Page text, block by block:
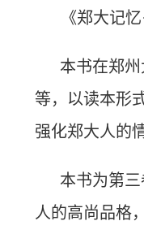
《郑大记
本书在郑
等，以读本形
强化郑大人的
本书为第
人的高尚品格